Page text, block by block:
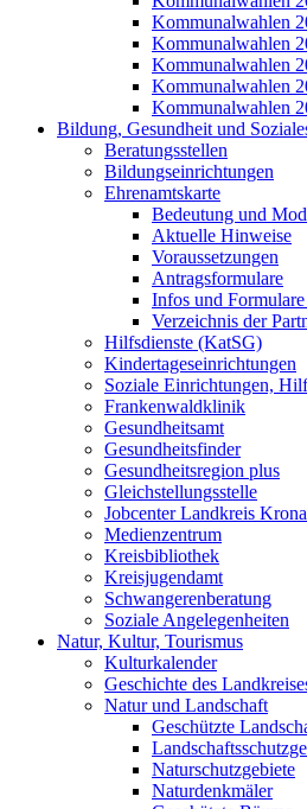
Kommunalwahlen
Kommunalwahlen
Kommunalwahlen
Kommunalwahlen
Kommunalwahlen
Bildung, Gesundheit und
Beratungsstellen
Bildungseinrichtungen
Ehrenamtskarte
Bedeutung und
Aktuelle Hinweise
Voraussetzungen
Antragsformulare
Infos und
Verzeichnis der
Hilfsdienste (KatSG)
Kindertageseinrichtungen
Soziale Einrichtungen,
Frankenwaldklinik
Gesundheitsamt
Gesundheitsfinder
Gesundheitsregion plus
Gleichstellungsstelle
Jobcenter Landkreis
Medienzentrum
Kreisbibliothek
Kreisjugendamt
Schwangerenberatung
Soziale Angelegenheiten
Natur, Kultur, Tourismus
Kulturkalender
Geschichte des
Natur und Landschaft
Geschützte
Naturschutzgebiete
Naturdenkmäler